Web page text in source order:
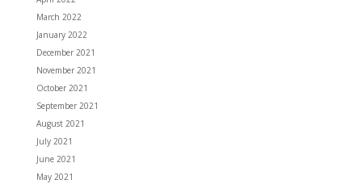
March 2022
January 2022
December 2021
November 2021
October 2021
September 2021
August 2021
July 2021
June 2021
May 2021